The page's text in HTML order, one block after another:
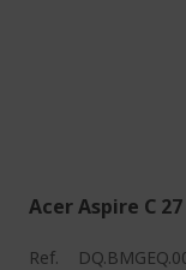
Acer Aspire C
Ref.